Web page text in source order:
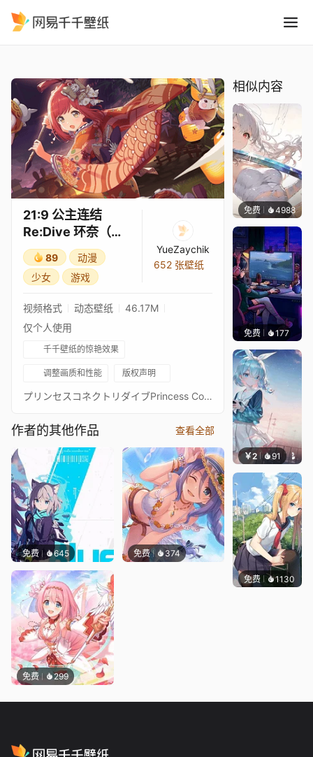
21:9 公主连结
Re:Dive 环奈（新
年）3★
89
动漫
少女
游戏
YueZaychik
652 张壁纸
视频格式 动态壁纸
46.17M
仅个人使用
千千壁纸的惊艳效果
调整画质和性能 版权声明
プリンセスコネクトリダイブPrincess Connect! Re: Dive超异域公主连结！Re: Dive3星 カンナ（ニューイヤー） 3★ 主页动画壁纸3★环奈（振袖） - Kanna通过 Waifu2x 降噪放大 + FFmpeg 60FPS 补帧处理21:9 3440*1440 带鱼屏适配16:9 标准比例版：https://steamcommunity.com/sharedfiles/filedetails/?id=2361434415PCR 16:9 合集：https://steamcommunity.com/sharedfiles/filedetails/?id=2134024999PCR 21:9 合集：https://steamcommunity.com/sharedfiles/filedetails/?id=2137377323
作者的其他作品 查看全部
免费 645 免费 374
免费 299
相似内容
免费 4988
免费 177
￥2 91 豆子
免费 1130